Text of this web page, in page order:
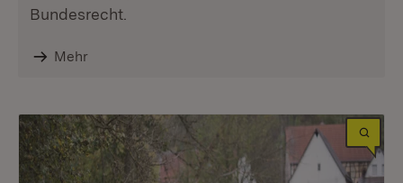
Bundesrecht.
Mehr